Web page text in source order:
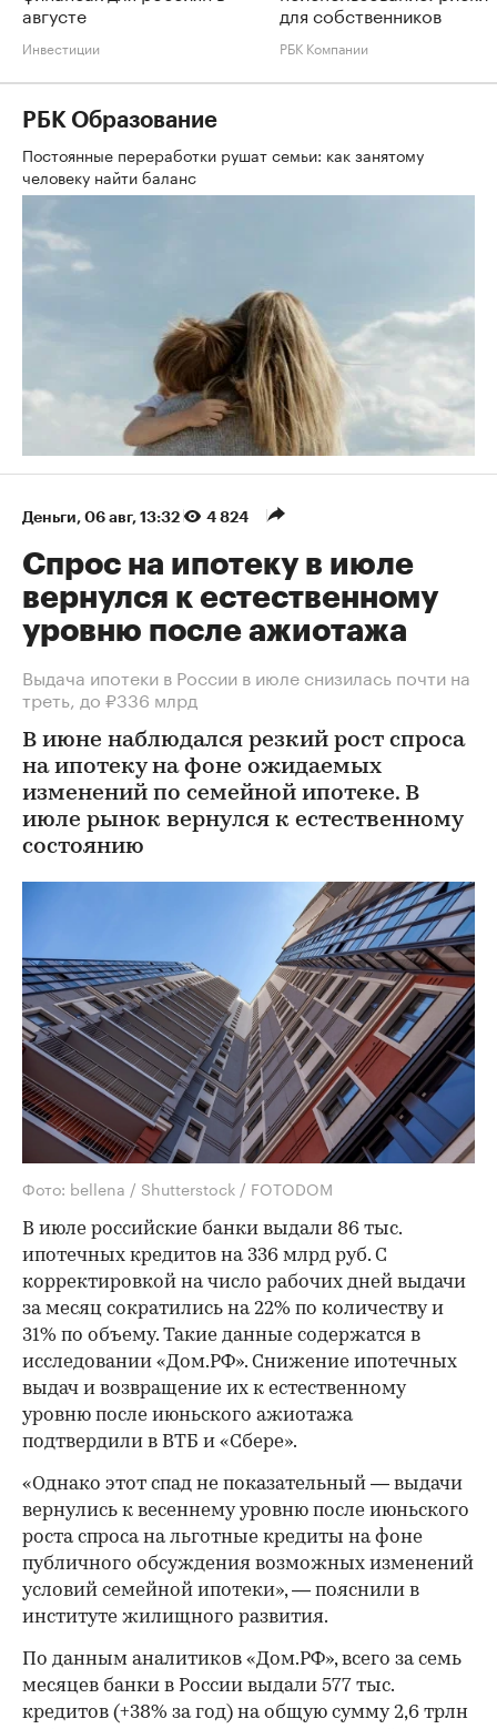
августе
Инвестиции
для собственников
РБК Компании
РБК Образование
Постоянные переработки рушат семьи: как занятому
человеку найти баланс
Деньги⁠, 06 авг, 13:32 4 824
Спрос на ипотеку в июле
вернулся к естественному
уровню после ажиотажа
Выдача ипотеки в России в июле снизилась почти на
треть, до ₽336 млрд
В июне наблюдался резкий рост спроса
на ипотеку на фоне ожидаемых
изменений по семейной ипотеке. В
июле рынок вернулся к естественному
состоянию
Фото: bellena / Shutterstock / FOTODOM
В июле российские банки выдали 86 тыс.
ипотечных кредитов на 336 млрд руб. С
корректировкой на число рабочих дней выдачи
за месяц сократились на 22% по количеству и
31% по объему. Такие данные содержатся в
исследовании «Дом.РФ». Снижение ипотечных
выдач и возвращение их к естественному
уровню после июньского ажиотажа
подтвердили в ВТБ и «Сбере».
«Однако этот спад не показательный — выдачи
вернулись к весеннему уровню после июньского
роста спроса на льготные кредиты на фоне
публичного обсуждения возможных изменений
условий семейной ипотеки», — пояснили в
институте жилищного развития.
По данным аналитиков «Дом.РФ», всего за семь
месяцев банки в России выдали 577 тыс.
кредитов (+38% за год) на общую сумму 2,6 трлн